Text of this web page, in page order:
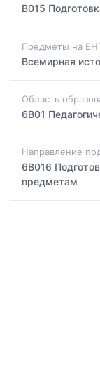
B015
Предметы на
Всемирная
Область
6B01
Направление
6B016
предметам